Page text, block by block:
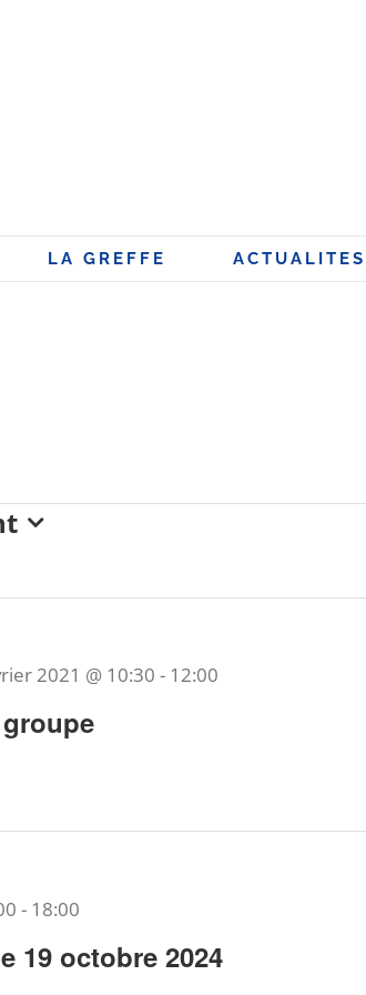
LA GREFFE ACTUALITES
2021 @ 10:30 - 12:00
19 octobre 2024
- 18:00